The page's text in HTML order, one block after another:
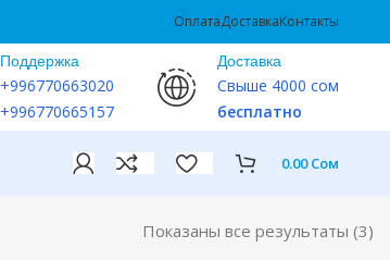
ОплатаДоставкаКонтакты
Поддержка
+996770663020
+996770665157
Доставка
Свыше 4000 сом
бесплатно
0.00Сом
Показаны все результаты (3)